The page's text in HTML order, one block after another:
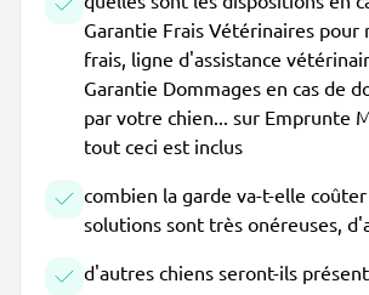
Garantie Frais Vétérinaires pour
frais, ligne d'assistance
Garantie Dommages en cas de
par votre chien... sur Emprunte
tout ceci est inclus
combien la garde va-t-elle
solutions sont très onéreuses,
d'autres chiens seront-ils